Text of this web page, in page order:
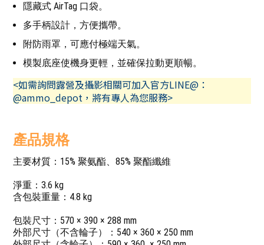
隱藏式 AirTag 口袋。
多手柄設計，方便攜帶。
附防雨罩，可應付極端天氣。
模製底座使機身更輕，並確保拉動更順暢。
<如需詢問露營及攝影相關可加入官方LINE@：
@ammo_depot，將有專人為您服務>
產品規格
主要材質：15% 聚氨酯、85% 聚酯纖維
淨重：3.6 kg
含包裝重量：4.8 kg
包裝尺寸：570 × 390 × 288 mm
外部尺寸（不含輪子）：540 × 360 × 250 mm